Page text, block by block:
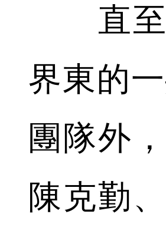
直至
界東的
團隊外
陳克勤